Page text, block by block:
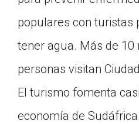
populares con turistas
tener agua. Más de 10
personas visitan
El turismo fomenta
economía de Sudáfrica.